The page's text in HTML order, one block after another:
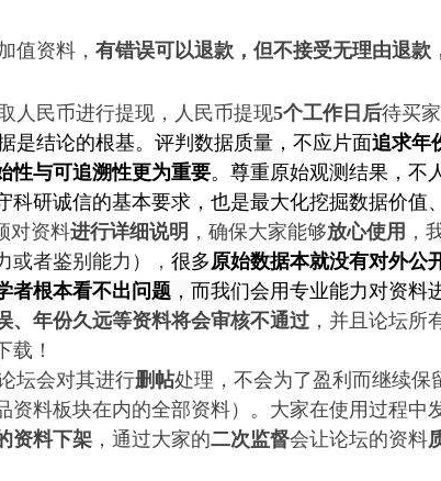
值资料，有错误可以退款，但不接受无理由退款
民币进行提现，人民币提现5个工作日后待买
是结论的根基。评判数据质量，不应片面追求年
性与可追溯性更为重要。尊重原始观测结果，不
科研诚信的基本要求，也是最大化挖掘数据价值
对资料进行详细说明 ，确保大家能够放心使用 ，
者鉴别能力） ，很多原始数据本就没有对外公
者根本看不出问题 ，而我们会用专业能力对资料
、年份久远等资料将会审核不通过 ，并且论坛所
载！
坛会对其进行删帖处理，不会为了盈利而继续保
资料板块在内的全部资料） 。大家在使用过程中
资料下架 ，通过大家的二次监督会让论坛的资料